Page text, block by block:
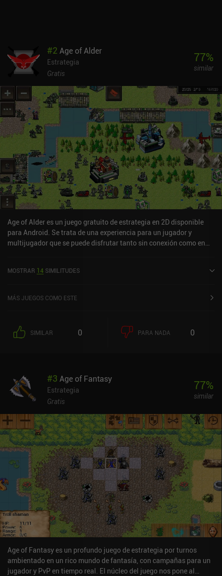
#2 Age of Alder
Estrategia
Gratis
77%
similar
Age of Alder es un juego gratuito de estrategia en 2D disponible
para Android. Se trata de una experiencia para un jugador y
multijugador que se puede disfrutar tanto sin conexión como en
sobre 5,0 en Google Play.
MOSTRAR 14 SIMILITUDES
MÁS JUEGOS COMO ESTE
SIMILAR 0 PARA NADA 0
#3 Age of Fantasy
Estrategia
Gratis
77%
similar
Age of Fantasy es un profundo juego de estrategia por turnos
ambientado en un rico mundo de fantasía, con campañas para un
jugador y PvP en tiempo real. El núcleo del juego nos pone al